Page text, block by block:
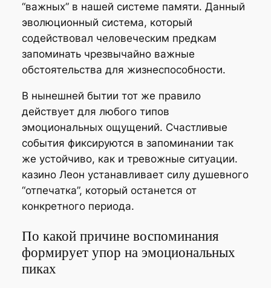
“важных” в нашей системе памяти. Данный
эволюционный система, который
содействовал человеческим предкам
запоминать чрезвычайно важные
обстоятельства для жизнеспособности.
В нынешней бытии тот же правило
действует для любого типов
эмоциональных ощущений. Счастливые
события фиксируются в запоминании так
же устойчиво, как и тревожные ситуации.
казино Леон устанавливает силу душевного
“отпечатка”, который останется от
конкретного периода.
По какой причине воспоминания
формирует упор на эмоциональных
пиках